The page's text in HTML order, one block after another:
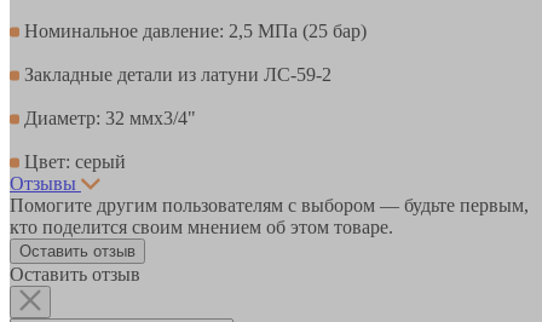
Номинальное давление: 2,5 МПа (25 бар)
Закладные детали из латуни ЛС-59-2
Диаметр: 32 ммх3/4"
Цвет: серый
Отзывы
Помогите другим пользователям с выбором — будьте первым,
кто поделится своим мнением об этом товаре.
Оставить отзыв
Оставить отзыв